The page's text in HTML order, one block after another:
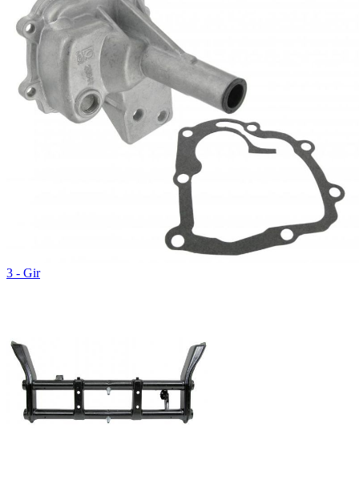
3 - Gir